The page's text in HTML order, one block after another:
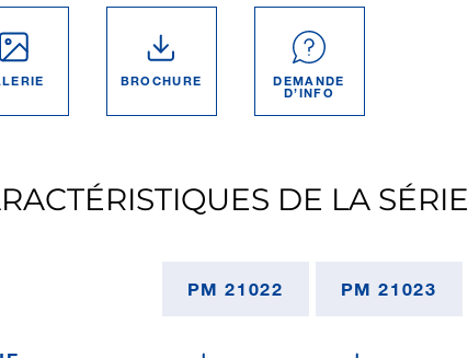
BROCHURE DEMANDE
D’INFO
DE LA SÉRIE
PM 21022 PM 21023